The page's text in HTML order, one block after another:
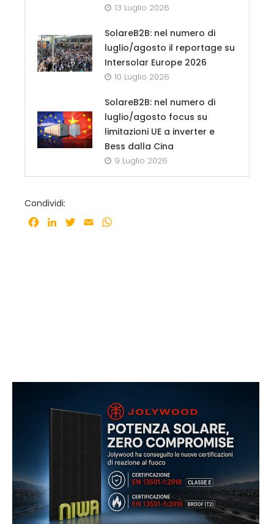
13 Luglio 2026
SolareB2B: nel numero di
luglio/agosto il reportage su
Intersolar Europe 2026
10 Luglio 2026
SolareB2B: nel numero di
luglio/agosto focus su
limitazioni UE a inverter e
Bess dalla Cina
9 Luglio 2026
Condividi:
Facebook
LinkedInTwitter
Email